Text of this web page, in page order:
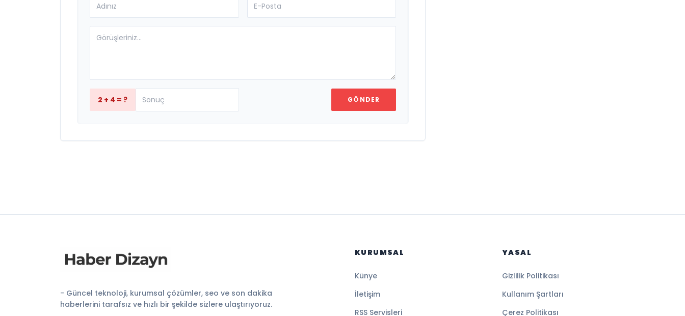
2 + 4 = ? GÖNDER
- Güncel teknoloji, kurumsal çözümler, seo ve son dakika
haberlerini tarafsız ve hızlı bir şekilde sizlere ulaştırıyoruz.
KURUMSAL
Künye
İletişim
RSS Servisleri
YASAL
Gizlilik Politikası
Kullanım Şartları
Çerez Politikası